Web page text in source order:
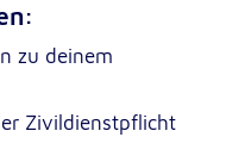
zu deinem
Zivildienstpflicht
Videos